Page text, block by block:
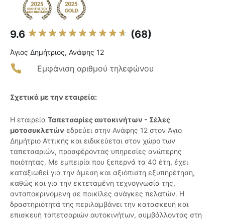
9.6 (68)
Άγιος Δημήτριος, Ανάφης 12
Εμφάνιση αριθμού τηλεφώνου
Σχετικά με την εταιρεία:
Η εταιρεία Ταπετσαρίες αυτοκινήτων - Σέλες
μοτοσυκλετών εδρεύει στην Ανάφης 12 στον Άγιο
Δημήτριο Αττικής και ειδικεύεται στον χώρο των
ταπετσαριών, προσφέροντας υπηρεσίες ανώτερης
ποιότητας. Με εμπειρία που ξεπερνά τα 40 έτη, έχει
καταξιωθεί για την άμεση και αξιόπιστη εξυπηρέτηση,
καθώς και για την εκτεταμένη τεχνογνωσία της,
ανταποκρινόμενη σε ποικίλες ανάγκες πελατών. Η
δραστηριότητά της περιλαμβάνει την κατασκευή και
επισκευή ταπετσαριών αυτοκινήτων, συμβάλλοντας στη